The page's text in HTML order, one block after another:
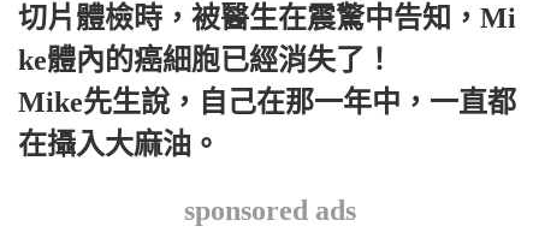
切片體檢時，被醫生在震驚中告知，Mi
ke體內的癌細胞已經消失了！
Mike先生說，自己在那一年中，一直都
在攝入大麻油。
sponsored ads